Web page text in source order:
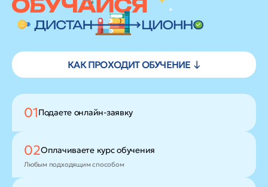
КАК ПРОХОДИТ ОБУЧЕНИЕ ↓
01Подаете онлайн-заявку
02Оплачиваете курс обучения
Любым подходящим способом